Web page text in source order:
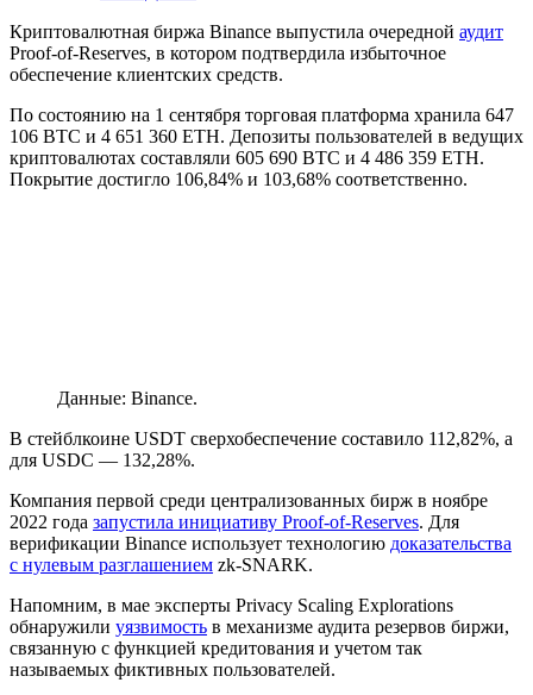
Криптовалютная биржа Binance выпустила очередной аудит
Proof-of-Reserves, в котором подтвердила избыточное
обеспечение клиентских средств.
По состоянию на 1 сентября торговая платформа хранила 647
106 BTC и 4 651 360 ETH. Депозиты пользователей в ведущих
криптовалютах составляли 605 690 BTC и 4 486 359 ETH.
Покрытие достигло 106,84% и 103,68% соответственно.
Данные: Binance.
В стейблкоине USDT сверхобеспечение составило 112,82%, а
для USDC — 132,28%.
Компания первой среди централизованных бирж в ноябре
2022 года запустила инициативу Proof-of-Reserves. Для
верификации Binance использует технологию доказательства
с нулевым разглашением zk-SNARK.
Напомним, в мае эксперты Privacy Scaling Explorations
обнаружили уязвимость в механизме аудита резервов биржи,
связанную с функцией кредитования и учетом так
называемых фиктивных пользователей.